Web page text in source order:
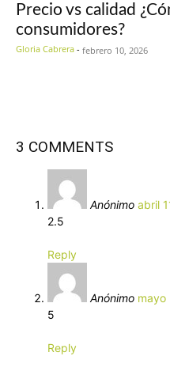
Precio vs calidad
consumidores?
Gloria Cabrera - febrero 10, 2026
3 COMMENTS
Anónimo abril
2.5
Reply
Anónimo mayo
5
Reply